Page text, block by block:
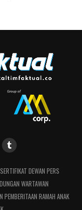
SERTIFIKAT DEWAN PERS
WARTAWAN
PEMBERITAAN RAMAH ANAK